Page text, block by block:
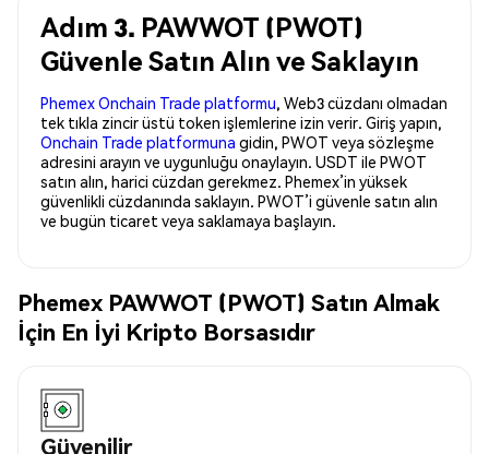
Adım 3. PAWWOT (PWOT)
Güvenle Satın Alın ve Saklayın
Phemex Onchain Trade platformu, Web3 cüzdanı olmadan
tek tıkla zincir üstü token işlemlerine izin verir. Giriş yapın,
Onchain Trade platformuna gidin, PWOT veya sözleşme
adresini arayın ve uygunluğu onaylayın. USDT ile PWOT
satın alın, harici cüzdan gerekmez. Phemex’in yüksek
güvenlikli cüzdanında saklayın. PWOT’i güvenle satın alın
ve bugün ticaret veya saklamaya başlayın.
Phemex PAWWOT (PWOT) Satın Almak
İçin En İyi Kripto Borsasıdır
Güvenilir